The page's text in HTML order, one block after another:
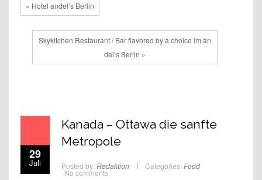
« Hotel andel‘s Berlin
Skykitchen Restaurant / Bar flavored by a.choice im an
del’s Berlin »
29
Juli
Kanada – Ottawa die sanfte
Metropole
Posted by: Redaktion Categories: Food
No comments